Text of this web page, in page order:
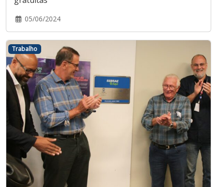
05/06/2024
Trabalho